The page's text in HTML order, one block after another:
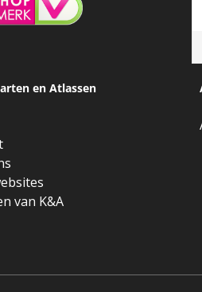
en Atlassen
van K&A